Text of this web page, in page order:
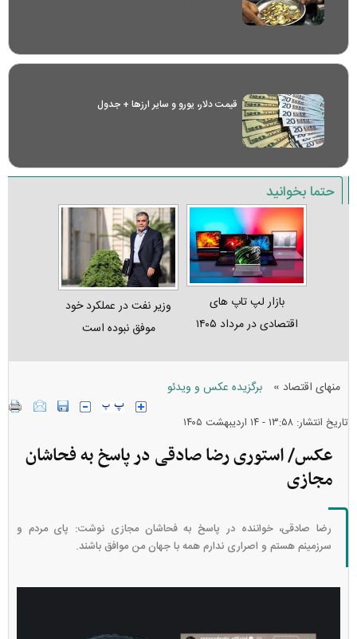
قیمت دلار، یورو و سایر ارز‌ها + جدول
حتما بخوانید
بازار لپ‌ تاپ‌ های
اقتصادی در مرداد ۱۴۰۵
وزیر نفت در عملکرد خود
موفق نبوده است
منهای اقتصاد » برگزیده عکس و ویدئو
تاریخ انتشار: ۱۳:۵۸ - ۱۴ ارديبهشت ۱۴۰۵
عکس/ استوری رضا صادقی در پاسخ به فحاشان
مجازی
رضا صادقی، خواننده در پاسخ به فحاشان مجازی نوشت: پای مردم و
سرزمینم هستم و اصراری ندارم همه با جهان من موافق باشند.